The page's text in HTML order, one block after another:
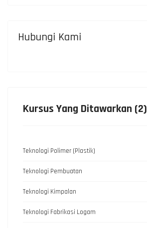
Hubungi Kami
Kursus Yang Ditawarkan (2)
Teknologi Polimer (Plastik)
Teknologi Pembuatan
Teknologi Kimpalan
Teknologi Fabrikasi Logam